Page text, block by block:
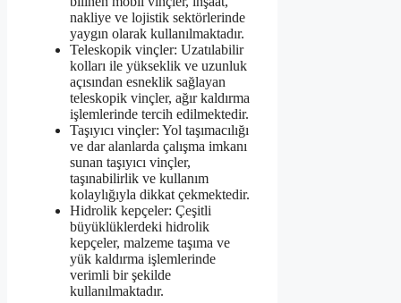
nakliye ve lojistik sektörlerinde
yaygın olarak kullanılmaktadır.
Teleskopik vinçler: Uzatılabilir
kolları ile yükseklik ve uzunluk
açısından esneklik sağlayan
teleskopik vinçler, ağır kaldırma
işlemlerinde tercih edilmektedir.
Taşıyıcı vinçler: Yol taşımacılığı
ve dar alanlarda çalışma imkanı
sunan taşıyıcı vinçler,
taşınabilirlik ve kullanım
kolaylığıyla dikkat çekmektedir.
Hidrolik kepçeler: Çeşitli
büyüklüklerdeki hidrolik
kepçeler, malzeme taşıma ve
yük kaldırma işlemlerinde
verimli bir şekilde
kullanılmaktadır.